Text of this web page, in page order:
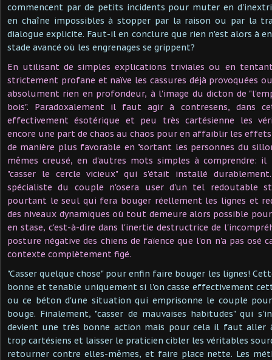
commencent par de petits incidents pour muter en
en chaîne impossibles à stopper par la raison ou par la
dialogue explicite. Faut-il en conclure que rien n'est alors à
stade avancé où les engrenages se grippent?
En utilisant de simples explications triviales ou en
strictement profane et naïve les cassures déjà provoquées
absolument rien en profondeur, à l'image du dicton de
bois". Paradoxalement il faut agir à contresens, dans
effectivement ésotérique et peu très cartésienne les
encore une part de chaos au chaos pour en affaiblir les
de manière plus favorable en "sortant les personnes du
mêmes creusé, en d'autres mots simples à comprendre:
"casser le cercle vicieux" qui s'était installé
spécialiste du couple n'osera user d'un tel redoutable
pourtant le seul qui fera bouger réellement les lignes et
des niveaux dynamiques où tout demeure alors possible
en stase, c'est-à-dire dans l'inertie destructrice de
posture négative des chiens de faïence que l'on n'a pas osé
contexte complètement figé.
"Casser quelque chose" pour enfin faire bouger les lignes!
bonne et tenable uniquement si l'on casse effectivement
ou ce béton d'une situation qui emprisonne le couple
bouge. Finalement, "casser de mauvaises habitudes" qui
devient une très bonne action mais pour cela il faut aller
trop cartésiens et laisser le praticien cibler les véritables
retourner contre elles-mêmes, et faire place nette. Les